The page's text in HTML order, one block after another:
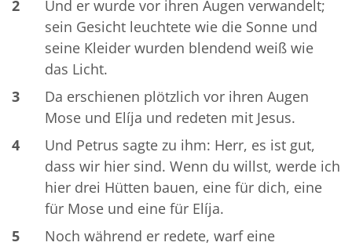
2
Und er wurde vor ihren Augen verwandelt;
sein Gesicht leuchtete wie die Sonne und
seine Kleider wurden blendend weiß wie
das Licht.
3
Da erschienen plötzlich vor ihren Augen
Mose und Elíja und redeten mit Jesus.
4
Und Petrus sagte zu ihm: Herr, es ist gut,
dass wir hier sind. Wenn du willst, werde ich
hier drei Hütten bauen, eine für dich, eine
für Mose und eine für Elíja.
5
Noch während er redete, warf eine